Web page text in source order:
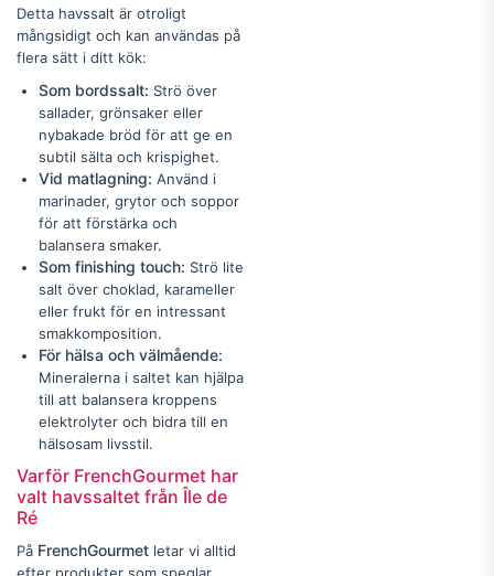
Detta havssalt är otroligt
mångsidigt och kan användas på
flera sätt i ditt kök:
Som bordssalt: Strö över
sallader, grönsaker eller
nybakade bröd för att ge en
subtil sälta och krispighet.
Vid matlagning: Använd i
marinader, grytor och soppor
för att förstärka och
balansera smaker.
Som finishing touch: Strö lite
salt över choklad, karameller
eller frukt för en intressant
smakkomposition.
För hälsa och välmående:
Mineralerna i saltet kan hjälpa
till att balansera kroppens
elektrolyter och bidra till en
hälsosam livsstil.
Varför FrenchGourmet har
valt havssaltet från Île de
Ré
På FrenchGourmet letar vi alltid